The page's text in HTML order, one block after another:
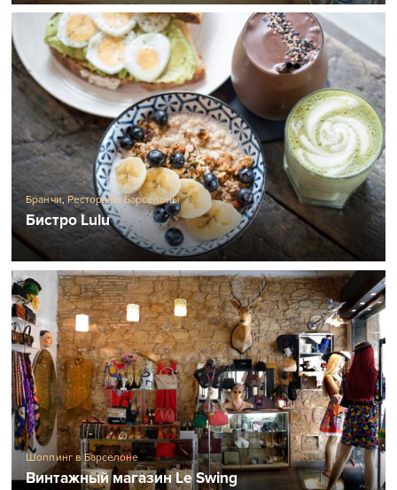
Бранчи, Рестораны Барселоны
Бистро Lulu
Шоппинг в Барселоне
Винтажный магазин Le Swing